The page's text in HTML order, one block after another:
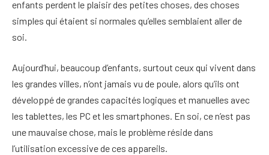
enfants perdent le plaisir des petites choses, des choses
simples qui étaient si normales qu’elles semblaient aller de
soi.
Aujourd’hui, beaucoup d’enfants, surtout ceux qui vivent dans
les grandes villes, n’ont jamais vu de poule, alors qu’ils ont
développé de grandes capacités logiques et manuelles avec
les tablettes, les PC et les smartphones. En soi, ce n’est pas
une mauvaise chose, mais le problème réside dans
l’utilisation excessive de ces appareils.